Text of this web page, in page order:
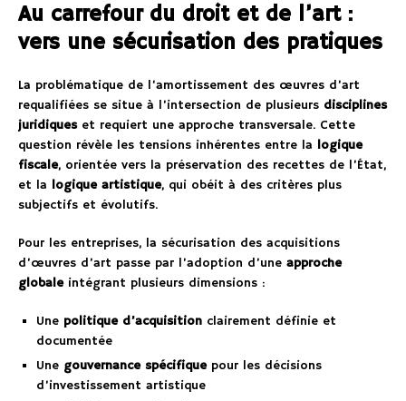
Au carrefour du droit et de l’art :
vers une sécurisation des pratiques
La problématique de l’amortissement des œuvres d’art
requalifiées se situe à l’intersection de plusieurs disciplines
juridiqueset requiert une approche transversale. Cette
question révèle les tensions inhérentes entre la logique
fiscale, orientée vers la préservation des recettes de l’État,
et la logique artistique, qui obéit à des critères plus
subjectifs et évolutifs.
Pour les entreprises, la sécurisation des acquisitions
d’œuvres d’art passe par l’adoption d’une approche
globaleintégrant plusieurs dimensions :
Une politique d’acquisition clairement définie et
documentée
Une gouvernance spécifiquepour les décisions
d’investissement artistique